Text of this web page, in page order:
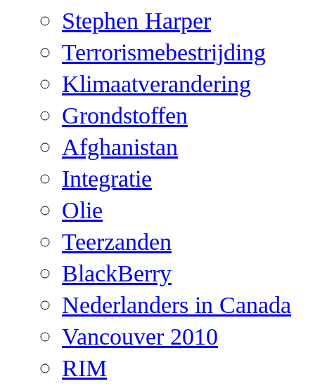
Stephen Harper
Terrorismebestrijding
Klimaatverandering
Grondstoffen
Afghanistan
Integratie
Olie
Teerzanden
BlackBerry
Nederlanders in Canada
Vancouver 2010
RIM